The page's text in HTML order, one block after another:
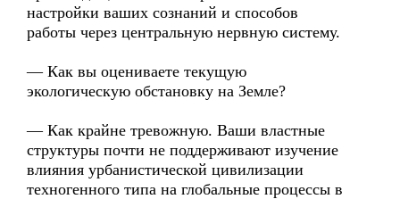
настройки ваших сознаний и способов
работы через центральную нервную систему.
— Как вы оцениваете текущую
экологическую обстановку на Земле?
— Как крайне тревожную. Ваши властные
структуры почти не поддерживают изучение
влияния урбанистической цивилизации
техногенного типа на глобальные процессы в